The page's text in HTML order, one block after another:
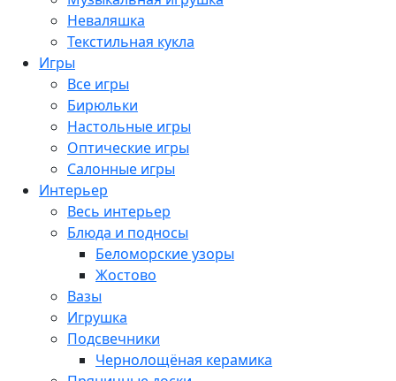
Неваляшка
Текстильная кукла
Игры
Все игры
Бирюльки
Настольные игры
Оптические игры
Салонные игры
Интерьер
Весь интерьер
Блюда и подносы
Беломорские узоры
Жостово
Вазы
Игрушка
Подсвечники
Чернолощёная керамика